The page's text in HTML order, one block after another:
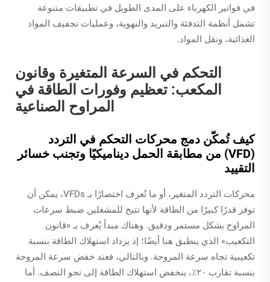
في فواتير الكهرباء على المدى الطويل في تطبيقات متنوعة
تشمل أنظمة التدفئة والتبريد والتهوية، وعمليات تجفيف المواد
الغذائية، ونقل المواد.
التحكم في السرعة المتغيرة وقانون
المكعب: تعظيم وفورات الطاقة في
المراوح الصناعية
كيف تُمكّن دمج محركات التحكم في التردد
(VFD) من مطابقة الحمل ديناميكيًا وتجنب خسائر
التقييد
محركات التردد المتغير، أو ما تُعرف اختصارًا بـ VFDs، يمكن أن
توفر قدرًا كبيرًا من الطاقة لأنها تتيح للمشغلين ضبط سرعات
المراوح بشكل مستمر ودقيق. وهناك مبدأ يُعرف بـ «قانون
التكعيب» الذي ينطبق هنا أيضًا؛ إذ يزداد استهلاك الطاقة بنسبة
تكعيبية تجاه سرعة المروحة. وبالتالي، فعند خفض سرعة المروحة
بنسبة تقارب ٢٠٪، ينخفض استهلاك الطاقة إلى نحو النصف. أما